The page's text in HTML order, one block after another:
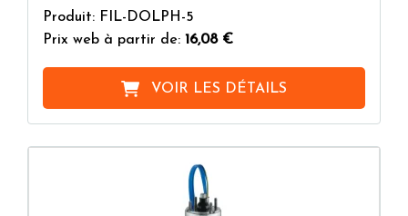
Produit: FIL-DOLPH-5
Prix web à partir de: 16,08 €
VOIR LES DÉTAILS